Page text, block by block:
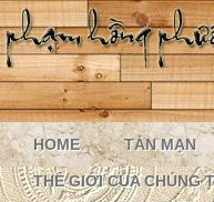
HOME TẢN MẠN
THẾ GIỚI CỦA CHÚNG